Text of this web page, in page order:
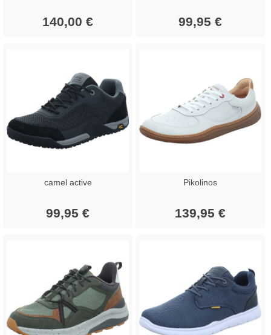
140,00 € 99,95 €
camel active
99,95 €
Pikolinos
139,95 €